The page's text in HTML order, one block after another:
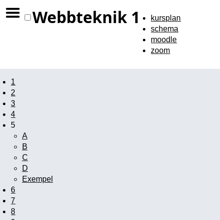
Webbteknik 1
kursplan
schema
moodle
zoom
1
2
3
4
5
A
B
C
D
Exempel
6
7
8